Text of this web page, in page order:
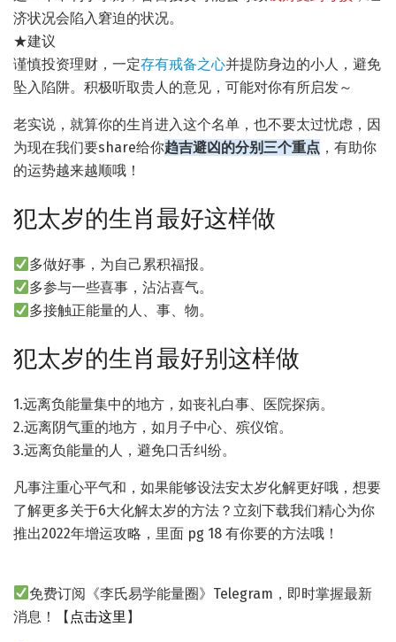
济状况会陷入窘迫的状况。
★建议
谨慎投资理财，一定存有戒备之心并提防身边的小人，避免
坠入陷阱。积极听取贵人的意见，可能对你有所启发～
老实说，就算你的生肖进入这个名单，也不要太过忧虑，因
为现在我们要share给你趋吉避凶的分别三个重点 ，有助你
的运势越来越顺哦！
犯太岁的生肖最好这样做
多做好事，为自己累积福报。
多参与一些喜事，沾沾喜气。
多接触正能量的人、事、物。
犯太岁的生肖最好别这样做
1.远离负能量集中的地方，如丧礼白事、医院探病。
2.远离阴气重的地方，如月子中心、殡仪馆。
3.远离负能量的人，避免口舌纠纷。
凡事注重心平气和，如果能够设法安太岁化解更好哦，想要
了解更多关于6大化解太岁的方法？立刻下载我们精心为你
推出2022年增运攻略，里面 pg 18 有你要的方法哦！
免费订阅《李氏易学能量圈》Telegram，即时掌握最新
消息！【 点击这里 】